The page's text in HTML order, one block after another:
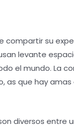
compartir su
levante
el mundo. La
as que hay amas
diversos entre